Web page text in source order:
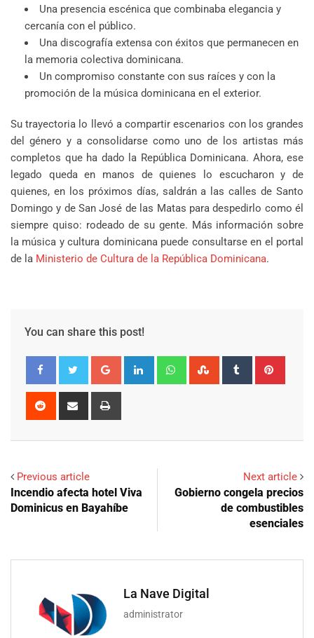
Una presencia escénica que combinaba elegancia y
cercanía con el público.
Una discografía extensa con éxitos que permanecen en
la memoria colectiva dominicana.
Un compromiso constante con sus raíces y con la
promoción de la música dominicana en el exterior.
Su trayectoria lo llevó a compartir escenarios con los grandes
del género y a consolidarse como uno de los artistas más
completos que ha dado la República Dominicana. Ahora, ese
legado queda en manos de quienes lo escucharon y de
quienes, en los próximos días, saldrán a las calles de Santo
Domingo y de San José de las Matas para despedirlo como él
siempre quiso: rodeado de su gente. Más información sobre
la música y cultura dominicana puede consultarse en el portal
de la Ministerio de Cultura de la República Dominicana.
You can share this post!
Google+ LinkedIn WhatsappStumbleUpon
Tumblr
Reddit
Share
Previous article
Incendio afecta hotel Viva
Dominicus en Bayahíbe
Next article
Gobierno congela precios
de combustibles
esenciales
La Nave Digital
administrator